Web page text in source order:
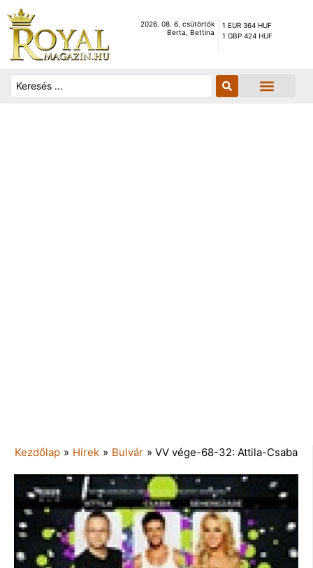
2026. 08. 6. csütörtök
Berta, Bettina
1 EUR 364 HUF
1 GBP 424 HUF
Kezdőlap » Hírek » Bulvár » VV vége-68-32: Attila-Csaba